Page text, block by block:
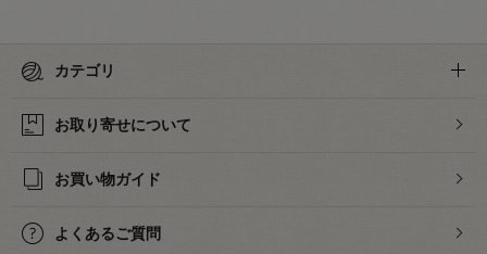
カテゴリ
お取り寄せについて
お買い物ガイド
よくあるご質問